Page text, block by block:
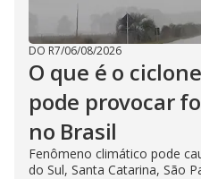
DO R7/06/08/2026
O que é o
pode provocar
no Brasil
Fenômeno climático pode
do Sul, Santa Catarina, São